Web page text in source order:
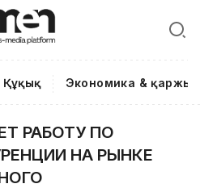
Құқық Экономика & қаржы
РАБОТУ ПО
НА РЫНКЕ